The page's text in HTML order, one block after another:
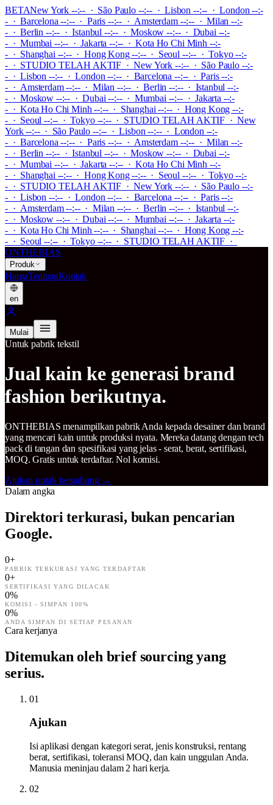
BETANew York --:-- · São Paulo --:-- · Lisbon --:-- · London --:-
- · Barcelona --:-- · Paris --:-- · Amsterdam --:-- · Milan --:-
- · Berlin --:-- · Istanbul --:-- · Moskow --:-- · Dubai --:-
- · Mumbai --:-- · Jakarta --:-- · Kota Ho Chi Minh --:-
- · Shanghai --:-- · Hong Kong --:-- · Seoul --:-- · Tokyo --:-
-· STUDIO TELAH AKTIF ·New York --:-- · São Paulo --:-
- · Lisbon --:-- · London --:-- · Barcelona --:-- · Paris --:-
- · Amsterdam --:-- · Milan --:-- · Berlin --:-- · Istanbul --:-
- · Moskow --:-- · Dubai --:-- · Mumbai --:-- · Jakarta --:-
- · Kota Ho Chi Minh --:-- · Shanghai --:-- · Hong Kong --:-
- · Seoul --:-- · Tokyo --:--· STUDIO TELAH AKTIF ·New
York --:-- · São Paulo --:-- · Lisbon --:-- · London --:-
- · Barcelona --:-- · Paris --:-- · Amsterdam --:-- · Milan --:-
- · Berlin --:-- · Istanbul --:-- · Moskow --:-- · Dubai --:-
- · Mumbai --:-- · Jakarta --:-- · Kota Ho Chi Minh --:-
- · Shanghai --:-- · Hong Kong --:-- · Seoul --:-- · Tokyo --:-
-· STUDIO TELAH AKTIF ·New York --:-- · São Paulo --:-
- · Lisbon --:-- · London --:-- · Barcelona --:-- · Paris --:-
- · Amsterdam --:-- · Milan --:-- · Berlin --:-- · Istanbul --:-
- · Moskow --:-- · Dubai --:-- · Mumbai --:-- · Jakarta --:-
- · Kota Ho Chi Minh --:-- · Shanghai --:-- · Hong Kong --:-
- · Seoul --:-- · Tokyo --:--· STUDIO TELAH AKTIF ·
ONTHEBIAS
Produk
HargaTentangKontak
en
Mulai
Untuk pabrik tekstil
Jual kain ke generasi brand
fashion berikutnya.
ONTHEBIAS menampilkan pabrik Anda kepada desainer dan brand
yang mencari kain untuk produksi nyata. Mereka datang dengan tech
pack di tangan dan spesifikasi yang jelas - serat, berat, sertifikasi,
MOQ. Gratis untuk terdaftar. Nol komisi.
Ajukan untuk bergabung→
Dalam angka
Direktori terkurasi, bukan pencarian
Google.
0+
PABRIK TERKURASI YANG TERDAFTAR
0+
SERTIFIKASI YANG DILACAK
0%
KOMISI - SIMPAN 100%
0%
ANDA SIMPAN DI SETIAP PESANAN
Cara kerjanya
Ditemukan oleh brief sourcing yang
serius.
01
Ajukan
Isi aplikasi dengan kategori serat, jenis konstruksi, rentang
berat, sertifikasi, toleransi MOQ, dan kain unggulan Anda.
Manusia meninjau dalam 2 hari kerja.
02